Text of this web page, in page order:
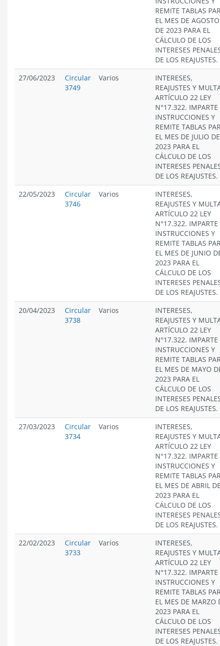
REMITE TABLAS
EL MES DE AGOSTO
DE 2023 PARA EL
CÁLCULO DE LOS
INTERESES
DE LOS REAJUSTES.
27/06/2023
Circular
3749
Varios
INTERESES,
REAJUSTES Y
ARTÍCULO 22 LEY
N°17.322. IMPARTE
INSTRUCCIONES Y
REMITE TABLAS
EL MES DE JULIO DE
2023 PARA EL
CÁLCULO DE LOS
INTERESES
DE LOS REAJUSTES.
22/05/2023
Circular
3746
Varios
INTERESES,
REAJUSTES Y
ARTÍCULO 22 LEY
N°17.322. IMPARTE
INSTRUCCIONES Y
REMITE TABLAS
EL MES DE JUNIO
2023 PARA EL
CÁLCULO DE LOS
INTERESES
DE LOS REAJUSTES.
20/04/2023
Circular
3738
Varios
INTERESES,
REAJUSTES Y
ARTÍCULO 22 LEY
N°17.322. IMPARTE
INSTRUCCIONES Y
REMITE TABLAS
EL MES DE MAYO
2023 PARA EL
CÁLCULO DE LOS
INTERESES
DE LOS REAJUSTES.
27/03/2023
Circular
3734
Varios
INTERESES,
REAJUSTES Y
ARTÍCULO 22 LEY
N°17.322. IMPARTE
INSTRUCCIONES Y
REMITE TABLAS
EL MES DE ABRIL
2023 PARA EL
CÁLCULO DE LOS
INTERESES
DE LOS REAJUSTES.
22/02/2023
Circular
3733
Varios
INTERESES,
REAJUSTES Y
ARTÍCULO 22 LEY
N°17.322. IMPARTE
INSTRUCCIONES Y
REMITE TABLAS
EL MES DE MARZO
2023 PARA EL
CÁLCULO DE LOS
INTERESES
DE LOS REAJUSTES.